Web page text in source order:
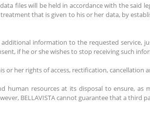
files will be held in accordance with the said
that is given to his or her data, by
information to the requested
if he or she wishes to stop receiving such
or her rights of access, rectification,
human resources at its disposal to ensure,
BELLAVISTA cannot guarantee that a third